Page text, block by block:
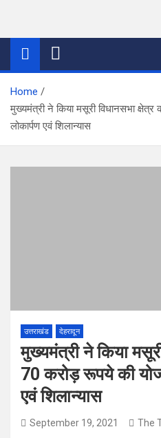
contentthetoptennews.com
Home
मुख्यमंत्री ने किया मसूरी विधानसभा
लोकार्पण एवं शिलान्यास
उत्तराखंड देहरादून
मुख्यमंत्री ने किया
70 करोड़ रूपये की
एवं शिलान्यास
September 19, 2021 The